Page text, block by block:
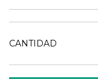
CANTIDAD